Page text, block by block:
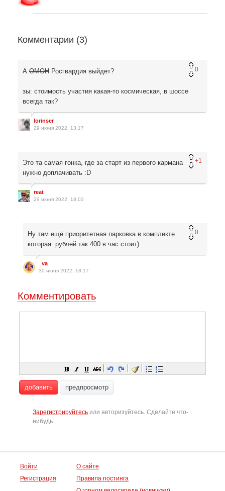
Комментарии (3)
0
А ОМОН Росгвардия выйдет?
зы: стоимость участия какая-то космическая, в шоссе
всегда так?
lorinser
29 июня 2022, 13:17
+1
Это та самая гонка, где за старт из первого кармана
нужно доплачивать :D
reat
29 июня 2022, 18:03
0
Ну там ещё приоритетная парковка в комплекте…
которая рублей так 400 в час стоит)
_va
30 июня 2022, 18:17
Комментировать
добавить предпросмотр
Зарегистрируйтесь или авторизуйтесь. Сделайте что-
нибудь.
Войти
Регистрация
О сайте
Правила постинга